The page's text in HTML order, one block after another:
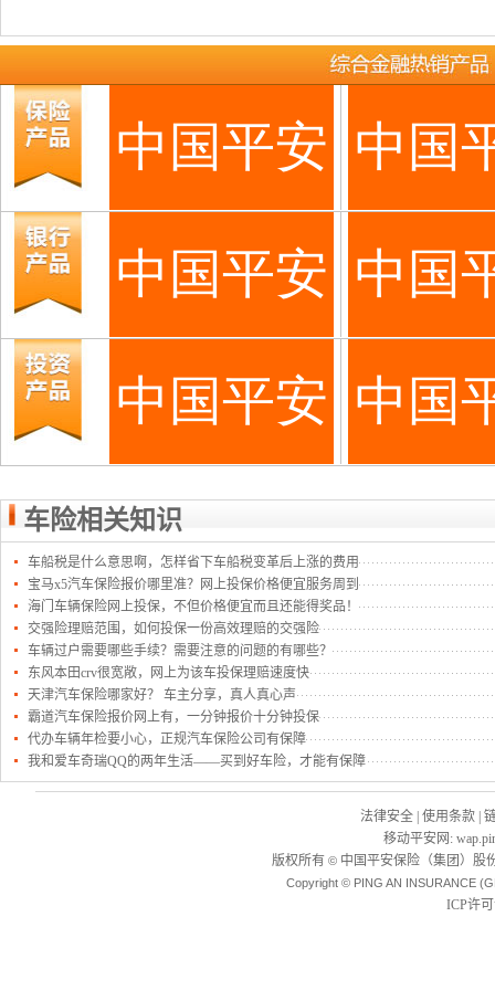
车险相关知识
车船税是什么意思啊，怎样省下车船税变革后上涨的费用
宝马x5汽车保险报价哪里准？网上投保价格便宜服务周到
海门车辆保险网上投保，不但价格便宜而且还能得奖品！
交强险理赔范围，如何投保一份高效理赔的交强险
车辆过户需要哪些手续？需要注意的问题的有哪些？
东风本田crv很宽敞，网上为该车投保理赔速度快
天津汽车保险哪家好？ 车主分享，真人真心声
霸道汽车保险报价网上有，一分钟报价十分钟投保
代办车辆年检要小心，正规汽车保险公司有保障
我和爱车奇瑞QQ的两年生活——买到好车险，才能有保障
法律安全 使用条款
移动平安网 :
版权所有 ©中国平安保险（集团）股
Copyright © PING AN INSURANCE
ICP许